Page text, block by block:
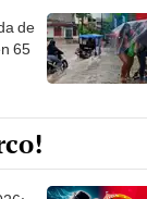
de
65